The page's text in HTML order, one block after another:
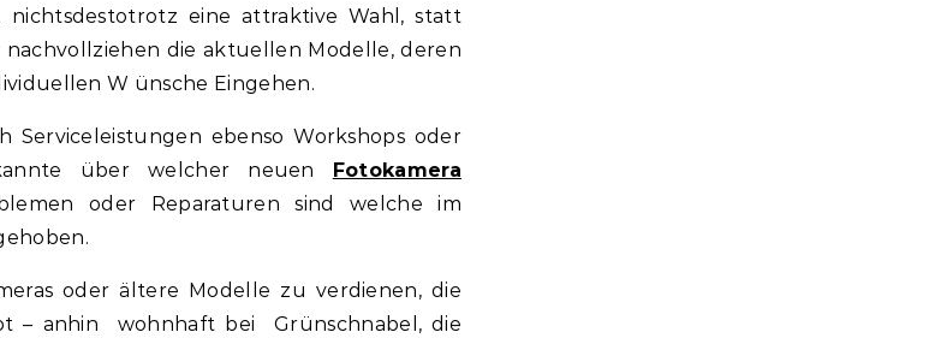
eine attraktive Wahl, statt
die aktuellen Modelle, deren
W ünsche Eingehen.
ebenso Workshops oder
über welcher neuen Fotokamera
oder Reparaturen sind welche im
oder ältere Modelle zu verdienen, die
– anhin wohnhaft bei Grünschnabel, die